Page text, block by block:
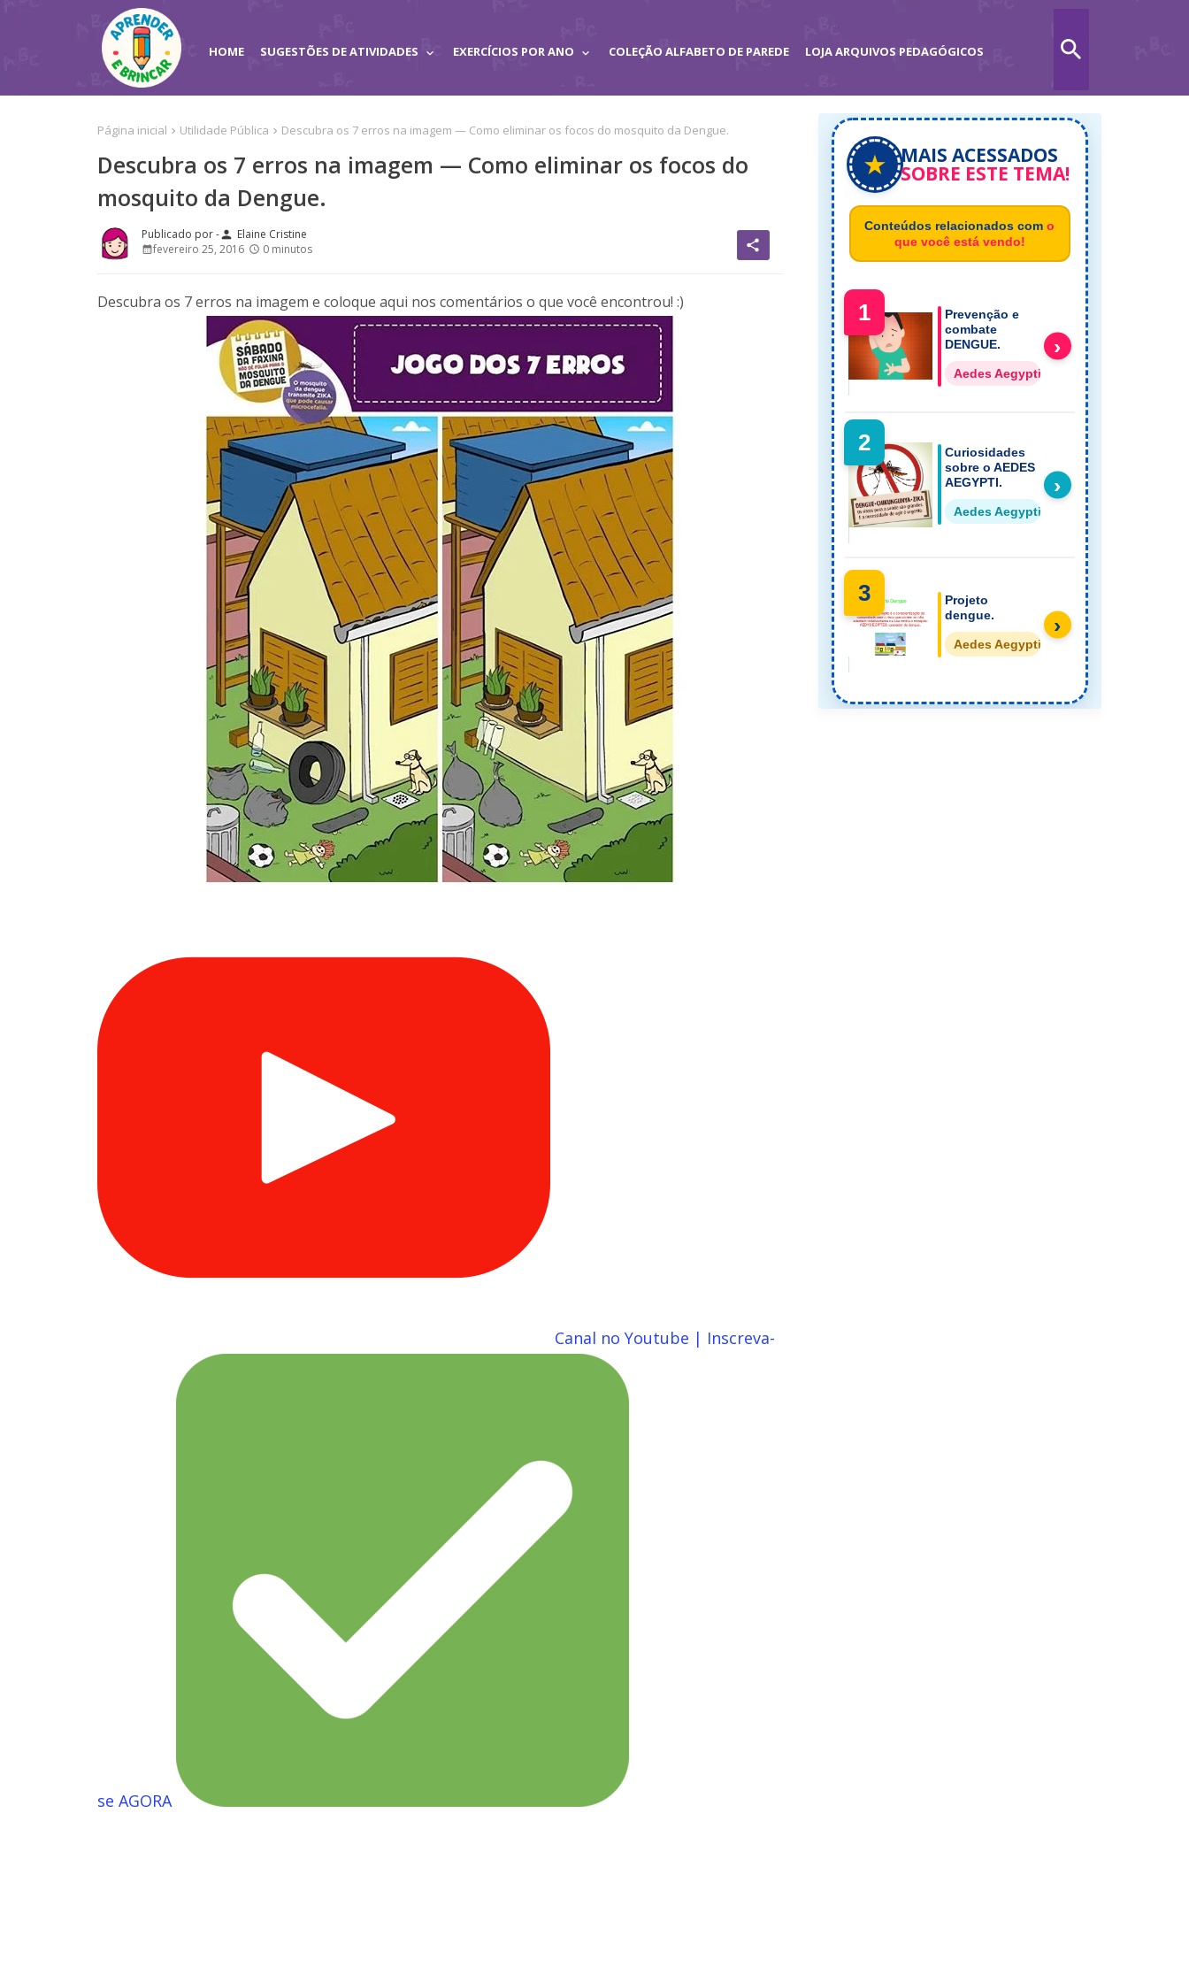
HOME SUGESTÕES DE ATIVIDADES EXERCÍCIOS POR ANO COLEÇÃO ALFABETO DE PAREDE LOJA ARQUIVOS PEDAGÓGICOS
Página inicial Utilidade Pública Descubra os 7 erros na imagem — Como eliminar os focos do mosquito da Dengue.
Descubra os 7 erros na imagem — Como eliminar os focos do
mosquito da Dengue.
person Elaine Cristine
fevereiro 25, 2016
0 minutos share
Descubra os 7 erros na imagem e coloque aqui nos comentários o que você encontrou! :)
Canal no Youtube | Inscreva-
se AGORA
★ MAIS ACESSADOS
SOBRE ESTE TEMA!
Conteúdos relacionados com o
que você está vendo!
1
Prevenção e
combate
DENGUE.
Aedes Aegypti Dengue
›
2
Curiosidades
sobre o AEDES
AEGYPTI.
Aedes Aegypti Dengue
›
3
Projeto
dengue.
Aedes Aegypti Dengue
›